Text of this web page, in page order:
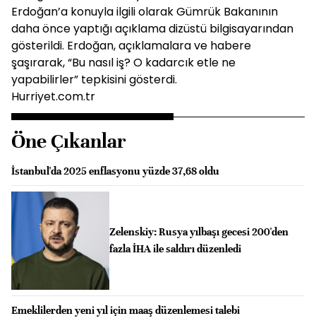
Erdoğan’a konuyla ilgili olarak Gümrük Bakanının
daha önce yaptığı açıklama dizüstü bilgisayarından
gösterildi. Erdoğan, açıklamalara ve habere
şaşırarak, “Bu nasıl iş? O kadarcık etle ne
yapabilirler” tepkisini gösterdi.
Hurriyet.com.tr
Öne Çıkanlar
İstanbul'da 2025 enflasyonu yüzde 37,68 oldu
Zelenskiy: Rusya yılbaşı gecesi 200'den
fazla İHA ile saldırı düzenledi
Emeklilerden yeni yıl için maaş düzenlemesi talebi